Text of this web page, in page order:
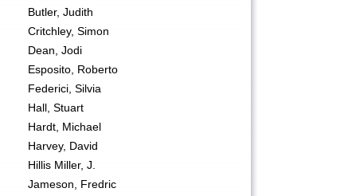
Butler, Judith
Critchley, Simon
Dean, Jodi
Esposito, Roberto
Federici, Silvia
Hall, Stuart
Hardt, Michael
Harvey, David
Hillis Miller, J.
Jameson, Fredric